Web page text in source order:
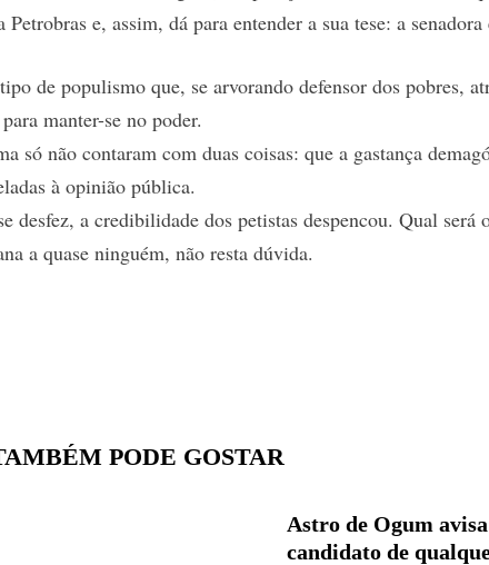
Petrobras e, assim, dá para entender a sua tese: a senadora
de populismo que, se arvorando defensor dos pobres,
manter-se no poder.
só não contaram com duas coisas: que a gastança
à opinião pública.
desfez, a credibilidade dos petistas despencou. Qual
a quase ninguém, não resta dúvida.
PODE GOSTAR
Astro de Ogum
candidato de